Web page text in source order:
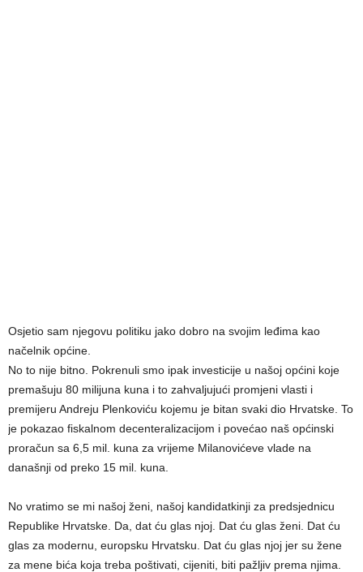
Osjetio sam njegovu politiku jako dobro na svojim leđima kao
načelnik općine.
No to nije bitno. Pokrenuli smo ipak investicije u našoj općini koje
premašuju 80 milijuna kuna i to zahvaljujući promjeni vlasti i
premijeru Andreju Plenkoviću kojemu je bitan svaki dio Hrvatske. To
je pokazao fiskalnom decenteralizacijom i povećao naš općinski
proračun sa 6,5 mil. kuna za vrijeme Milanovićeve vlade na
današnji od preko 15 mil. kuna.
No vratimo se mi našoj ženi, našoj kandidatkinji za predsjednicu
Republike Hrvatske. Da, dat ću glas njoj. Dat ću glas ženi. Dat ću
glas za modernu, europsku Hrvatsku. Dat ću glas njoj jer su žene
za mene bića koja treba poštivati, cijeniti, biti pažljiv prema njima.